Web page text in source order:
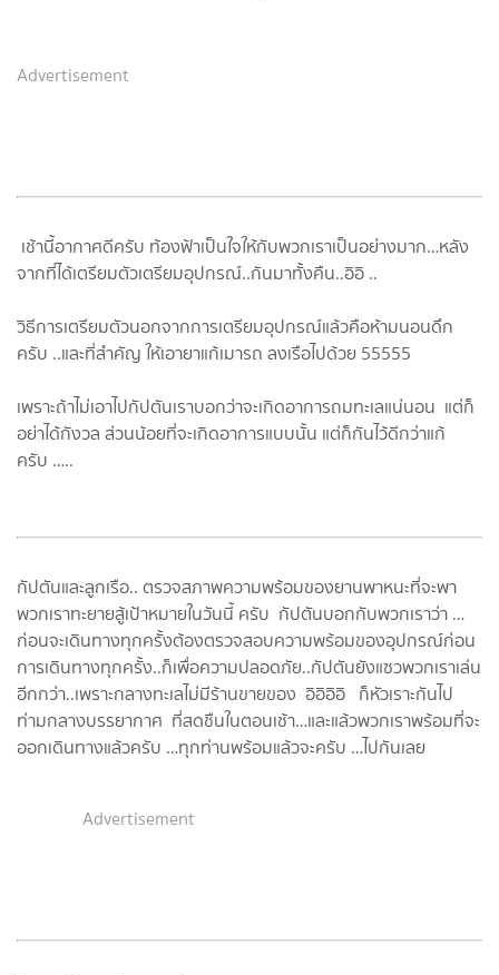
Advertisement
เช้านี้อากาศดีครับ ท้องฟ้าเป็นใจให้กับพวกเราเป็นอย่างมาก…หลัง
จากที่ได้เตรียมตัวเตรียมอุปกรณ์..กันมาทั้งคืน..อิอิ ..
วิธีการเตรียมตัวนอกจากการเตรียมอุปกรณ์แล้วคือห้ามนอนดึก
ครับ ..และที่สำคัญ ให้เอายาแก้เมารถ ลงเรือไปด้วย 55555
เพราะถ้าไม่เอาไปกัปตันเราบอกว่าจะเกิดอาการถมทะเลแน่นอน แต่ก็
อย่าได้กังวล ส่วนน้อยที่จะเกิดอาการแบบนั้น แต่ก็กันไว้ดีกว่าแก้
ครับ …..
กัปตันและลูกเรือ.. ตรวจสภาพความพร้อมของยานพาหนะที่จะพา
พวกเราทะยายสู้เป้าหมายในวันนี้ ครับ กัปตันบอกกับพวกเราว่า …
ก่อนจะเดินทางทุกครั้งต้องตรวจสอบความพร้อมของอุปกรณ์ก่อน
การเดินทางทุกครั้ง..ก็เพื่อความปลอดภัย..กัปตันยังแซวพวกเราเล่น
อีกกว่า..เพราะกลางทะเลไม่มีร้านขายของ อิอิอิอิ ก็หัวเราะกันไป
ท่ามกลางบรรยากาศ ที่สดชืนในตอนเช้า…และแล้วพวกเราพร้อมที่จะ
ออกเดินทางแล้วครับ …ทุกท่านพร้อมแล้วจะครับ …ไปกันเลย
Advertisement